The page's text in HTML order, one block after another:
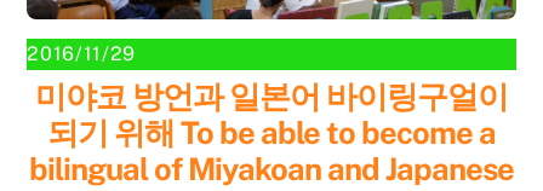
2016/11/29
미야코 방언과 일본어 바이링구얼이
되기 위해 To be able to become a
bilingual of Miyakoan and Japanese